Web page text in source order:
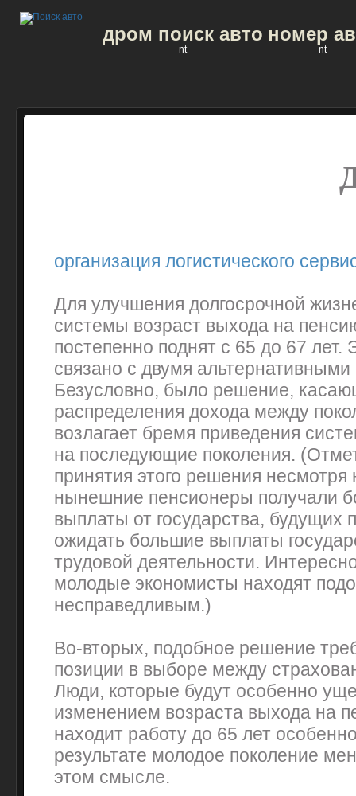
дром поиск авто
nt
номер
nt
организация логистического
Для улучшения долгосрочной
системы возраст выхода на
постепенно поднят с 65 до 67
связано с двумя
Безусловно, было решение,
распределения дохода между
возлагает бремя приведения
на последующие поколения.
принятия этого решения несмотря
нынешние пенсионеры получали
выплаты от государства, будущих
ожидать большие выплаты
трудовой деятельности.
молодые экономисты находят
несправедливым.)
Во-вторых, подобное решение
позиции в выборе между
Люди, которые будут особенно
изменением возраста выхода на
находит работу до 65 лет
результате молодое поколение
этом смысле.